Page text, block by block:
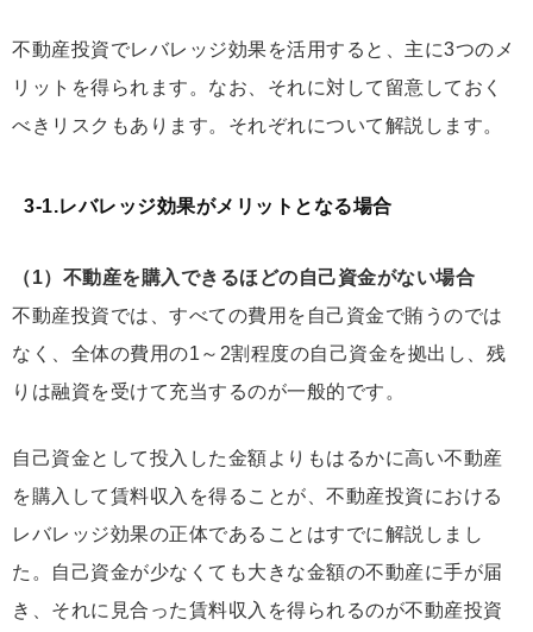
不動産投資でレバレッジ効果を活用すると、主に3つのメ
リットを得られます。なお、それに対して留意しておく
べきリスクもあります。それぞれについて解説します。
3-1.レバレッジ効果がメリットとなる場合
（1）不動産を購入できるほどの自己資金がない場合
不動産投資では、 すべての費用を自己資金で賄うのでは
なく、全体の費用の1～2割程度の自己資金を拠出し、残
りは融資を受けて充当するのが一般的です。
自己資金として投入した金額よりもはるかに高い不動産
を購入して賃料収入を得ることが、不動産投資における
レバレッジ効果の正体であることはすでに解説しまし
た。自己資金が少なくても大きな金額の不動産に手が届
き、それに見合った賃料収入を得られるのが不動産投資